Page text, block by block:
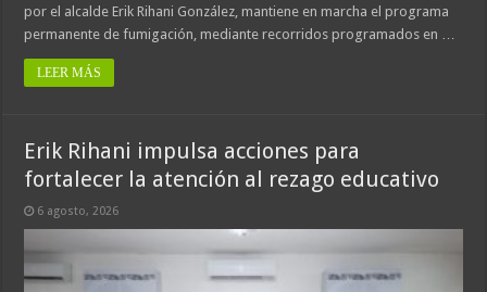
por el alcalde Erik Rihani González, mantiene en marcha el programa
permanente de fumigación, mediante recorridos programados en …
LEER MÁS
Erik Rihani impulsa acciones para
fortalecer la atención al rezago educativo
6 agosto, 2026